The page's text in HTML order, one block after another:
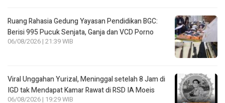
Ruang Rahasia Gedung Yayasan Pendidikan BGC:
Berisi 995 Pucuk Senjata, Ganja dan VCD Porno
06/08/2026 | 21:39 WIB
Viral Unggahan Yurizal, Meninggal setelah 8 Jam di
IGD tak Mendapat Kamar Rawat di RSD IA Moeis
06/08/2026 | 19:29 WIB